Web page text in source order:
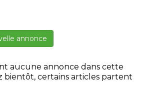
annonce
aucune annonce dans cette
bientôt, certains articles partent